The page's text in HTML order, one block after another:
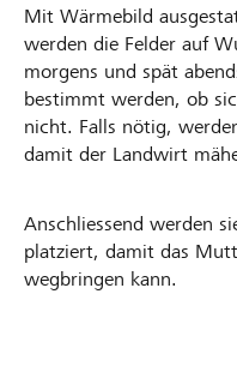
Mit Wärmebild
werden die Felder auf
morgens und spät
bestimmt werden, ob
nicht. Falls nötig,
damit der Landwirt
Anschliessend werden
platziert, damit das
wegbringen kann.